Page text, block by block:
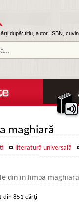
după: titlu, autor, ISBN,
maghiară
literatură universală
din în limba maghiară
din 851 cărţi